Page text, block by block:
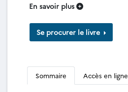
En savoir plus
Se procurer le livre
Sommaire Accès en ligne